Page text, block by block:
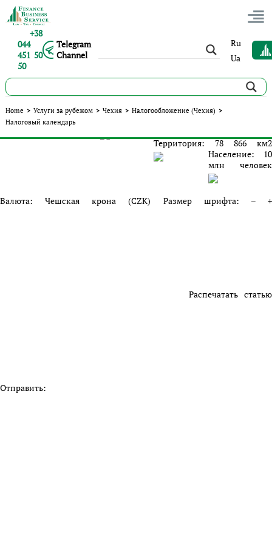
+38
044
451 50
50
Telegram
Channel
Ru
Ua
Home > Услуги за рубежом > Чехия > Налогообложение (Чехия) >
Налоговый календарь
Главная
Территория:78 866 км2
Население:
10
млн человек
Валюта: Чешская крона (CZK) Размер шрифта: – +
Распечатать статью
Отправить: